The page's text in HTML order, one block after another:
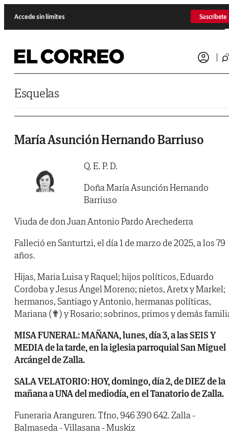
Accede sin límites Suscríbete
Esquelas
María Asunción Hernando Barriuso
Q. E. P. D.
Doña María Asunción Hernando
Barriuso
Viuda de don Juan Antonio Pardo Arechederra
Falleció en Santurtzi, el día 1 de marzo de 2025, a los 79
años.
Hijas, Maria Luisa y Raquel; hijos políticos, Eduardo
Cordoba y Jesus Ángel Moreno; nietos, Aretx y Markel;
hermanos, Santiago y Antonio, hermanas políticas,
Mariana (✟) y Rosario; sobrinos, primos y demás
MISA FUNERAL: MAÑANA, lunes, día 3, a las SEIS Y
MEDIA de la tarde, en la iglesia parroquial San Miguel
Arcángel de Zalla.
SALA VELATORIO: HOY, domingo, día 2, de DIEZ de la
mañana a UNA del mediodía, en el Tanatorio de Zalla.
Funeraria Aranguren. Tfno, 946 390 642. Zalla -
Balmaseda - Villasana - Muskiz